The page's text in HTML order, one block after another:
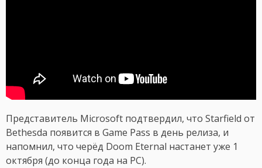
Представитель Microsoft подтвердил, что Starfield от
Bethesda появится в Game Pass в день релиза, и
напомнил, что черёд Doom Eternal настанет уже 1
октября (до конца года на PC).